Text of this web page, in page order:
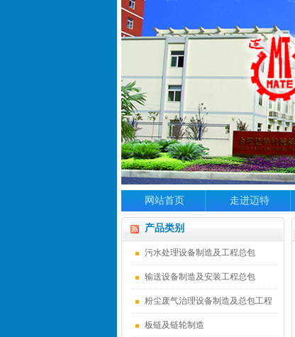
网站首页 走进迈特
产品类别
污水处理设备制造及工程总包
输送设备制造及安装工程总包
粉尘废气治理设备制造及总包工程
板链及链轮制造